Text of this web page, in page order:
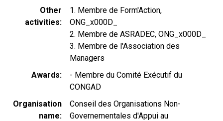
Other
activities
1. Membre de Form'Action,
ONG_x000D_
2. Membre de ASRADEC, ONG_x000D_
3. Membre de l'Association des
Managers
Awards
- Membre du Comité Exécutif du
CONGAD
Organisation
name
Conseil des Organisations Non-
Governementales d'Appui au